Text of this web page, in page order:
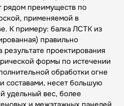
рядом преимуществ по
применяемой в
К примеру: балка ЛСТК из
правильно
проектирования
формы по истечении
обработки огне
составами, несет большую
удельный вес, более